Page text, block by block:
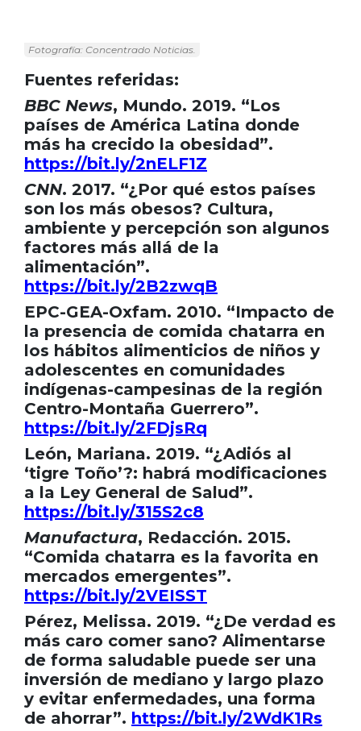
Fotografía: Concentrado Noticias.
Fuentes referidas:
BBC News, Mundo. 2019. “Los
países de América Latina donde
más ha crecido la obesidad”.
https://bit.ly/2nELF1Z
CNN. 2017. “¿Por qué estos países
son los más obesos? Cultura,
ambiente y percepción son algunos
factores más allá de la
alimentación”.
https://bit.ly/2B2zwqB
EPC-GEA-Oxfam. 2010. “Impacto de
la presencia de comida chatarra en
los hábitos alimenticios de niños y
adolescentes en comunidades
indígenas-campesinas de la región
Centro-Montaña Guerrero”.
https://bit.ly/2FDjsRq
León, Mariana. 2019. “¿Adiós al
‘tigre Toño’?: habrá modificaciones
a la Ley General de Salud”.
https://bit.ly/315S2c8
Manufactura, Redacción. 2015.
“Comida chatarra es la favorita en
mercados emergentes”.
https://bit.ly/2VEISST
Pérez, Melissa. 2019. “¿De verdad es
más caro comer sano? Alimentarse
de forma saludable puede ser una
inversión de mediano y largo plazo
y evitar enfermedades, una forma
de ahorrar”. https://bit.ly/2WdK1Rs